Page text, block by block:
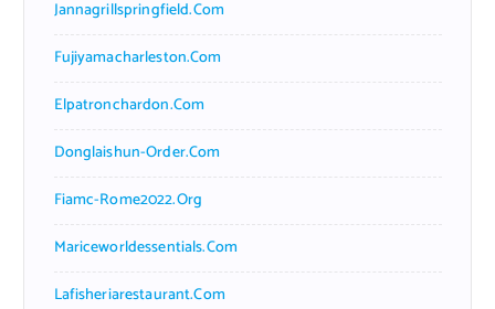
Jannagrillspringfield.com
Fujiyamacharleston.com
Elpatronchardon.com
Donglaishun-Order.com
Fiamc-Rome2022.org
Mariceworldessentials.com
Lafisheriarestaurant.com